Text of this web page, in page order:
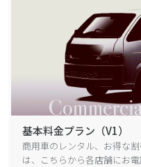
基本料金プラン（V1）
商用車のレンタル、お得な
は、こちらから各店舗にお電